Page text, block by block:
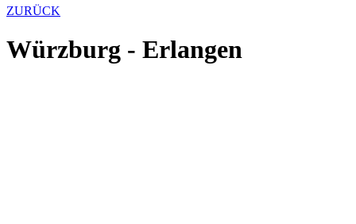
ZURÜCK
Würzburg - Erlangen